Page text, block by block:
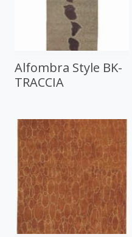
Alfombra Style BK-
TRACCIA